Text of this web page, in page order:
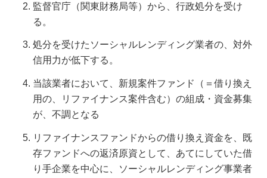
監督官庁（関東財務局等）から、行政処分を受け
る。
処分を受けたソーシャルレンディング業者の、対外
信用力が低下する。
当該業者において、新規案件ファンド（＝借り換え
用の、リファイナンス案件含む）の組成・資金募集
が、不調となる
リファイナンスファンドからの借り換え資金を、既
存ファンドへの返済原資として、あてにしていた借
り手企業を中心に、ソーシャルレンディング事業者